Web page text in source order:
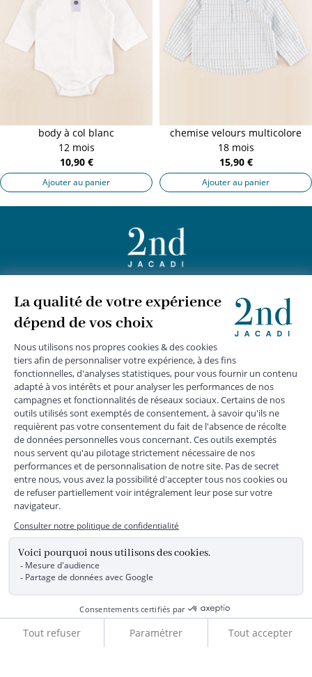
Ajouter au panier
body à col blanc
12 mois
10,90 €
Ajouter au panier
chemise velours multicolore
18 mois
15,90 €
Ajouter au panier
JACADI 2nd +
SERVICE CLIENTS +
SUIVEZ-NOUS
MENTIONS LÉGALES|CGU|CGV|COOKIES |
DONNÉES PERSONNELLES
*Livraison express gratuite en point relais dès 59 € et à domicile dès 150
€ vers la France Métropolitaine
du traitement, sont nécessaires à l'envoi de newsletters, à la
création de compte, pour le traitement, le suivi et la livraison
de votre commande, ainsi que pour le suivi de votre
Règlement Européen 2016/679 du 27 avril 2016 sur la
protection des données personnelles, vous bénéficiez d'un
droit d'accès, d'édiction des directives anticipées, de